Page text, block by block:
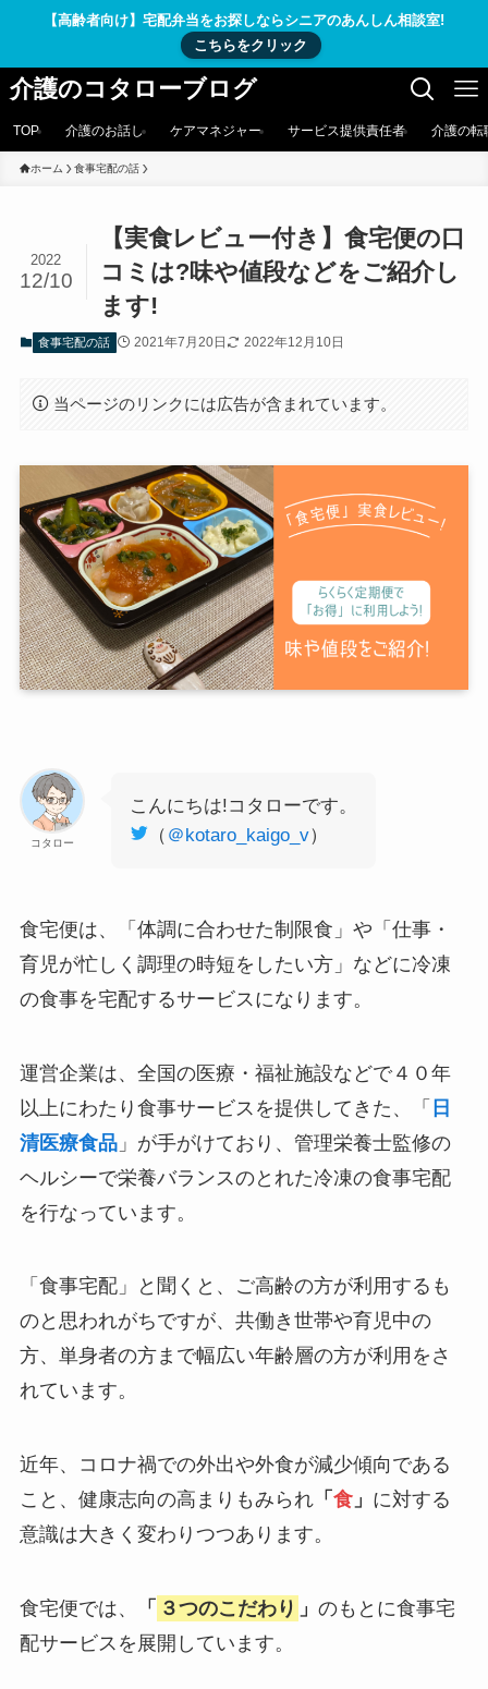
【高齢者向け】宅配弁当をお探しならシニアのあんしん相談室!
こちらをクリック
介護のコタローブログ
TOP 介護のお話し ケアマネジャー サービス提供責任者 介護の転
ホーム 食事宅配の話
【実食レビュー付き】食宅便の口
コミは?味や値段などをご紹介し
ます!
2022
12/10
食事宅配の話 2021年7月20日 2022年12月10日
当ページのリンクには広告が含まれています。
コタロー
こんにちは!コタローです。
（ ＠kotaro_kaigo_v）
食宅便は、「体調に合わせた制限食」や「仕事・
育児が忙しく調理の時短をしたい方」などに冷凍
の食事を宅配するサービスになります。
運営企業は、全国の医療・福祉施設などで４０年
以上にわたり食事サービスを提供してきた、「 日
清医療食品」が手がけており、管理栄養士監修の
ヘルシーで栄養バランスのとれた冷凍の食事宅配
を行なっています。
「食事宅配」と聞くと、ご高齢の方が利用するも
のと思われがちですが、共働き世帯や育児中の
方、単身者の方まで幅広い年齢層の方が利用をさ
れています。
近年、コロナ禍での外出や外食が減少傾向である
こと、健康志向の高まりもみられ「 食」 に対する
意識は大きく変わりつつあります。
食宅便では、 「 ３つのこだわり 」 のもとに食事宅
配サービスを展開しています。